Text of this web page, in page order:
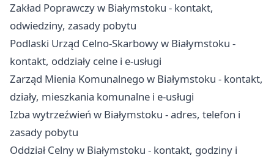
Zakład Poprawczy w Białymstoku - kontakt,
odwiedziny, zasady pobytu
Podlaski Urząd Celno-Skarbowy w Białymstoku -
kontakt, oddziały celne i e-usługi
Zarząd Mienia Komunalnego w Białymstoku - kontakt,
działy, mieszkania komunalne i e-usługi
Izba wytrzeźwień w Białymstoku - adres, telefon i
zasady pobytu
Oddział Celny w Białymstoku - kontakt, godziny i